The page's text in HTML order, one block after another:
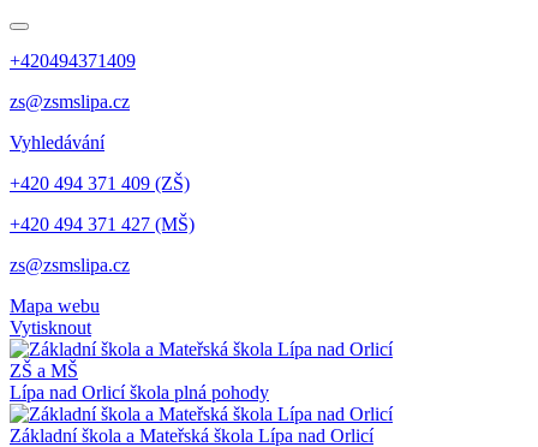
+420494371409
zs@zsmslipa.cz
Vyhledávání
+420 494 371 409 (ZŠ)
+420 494 371 427 (MŠ)
zs@zsmslipa.cz
Mapa webu
Vytisknout
ZŠ a MŠ
Lípa nad Orlicíškola plná pohody
Základní škola a Mateřská škola Lípa nad Orlicí